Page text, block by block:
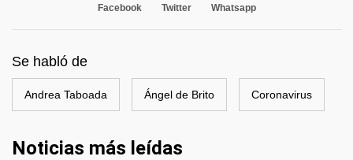
Facebook Twitter Whatsapp
Se habló de
Andrea Taboada Ángel de Brito Coronavirus
Noticias más leídas